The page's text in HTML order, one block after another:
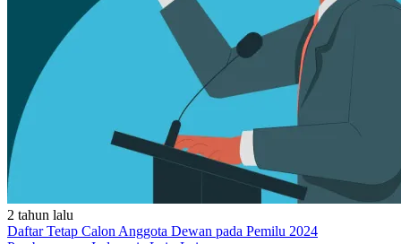
2 tahun lalu
Daftar Tetap Calon Anggota Dewan pada Pemilu 2024